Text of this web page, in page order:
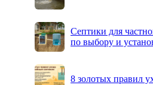
Септики для
по выбору и
8 золотых правил